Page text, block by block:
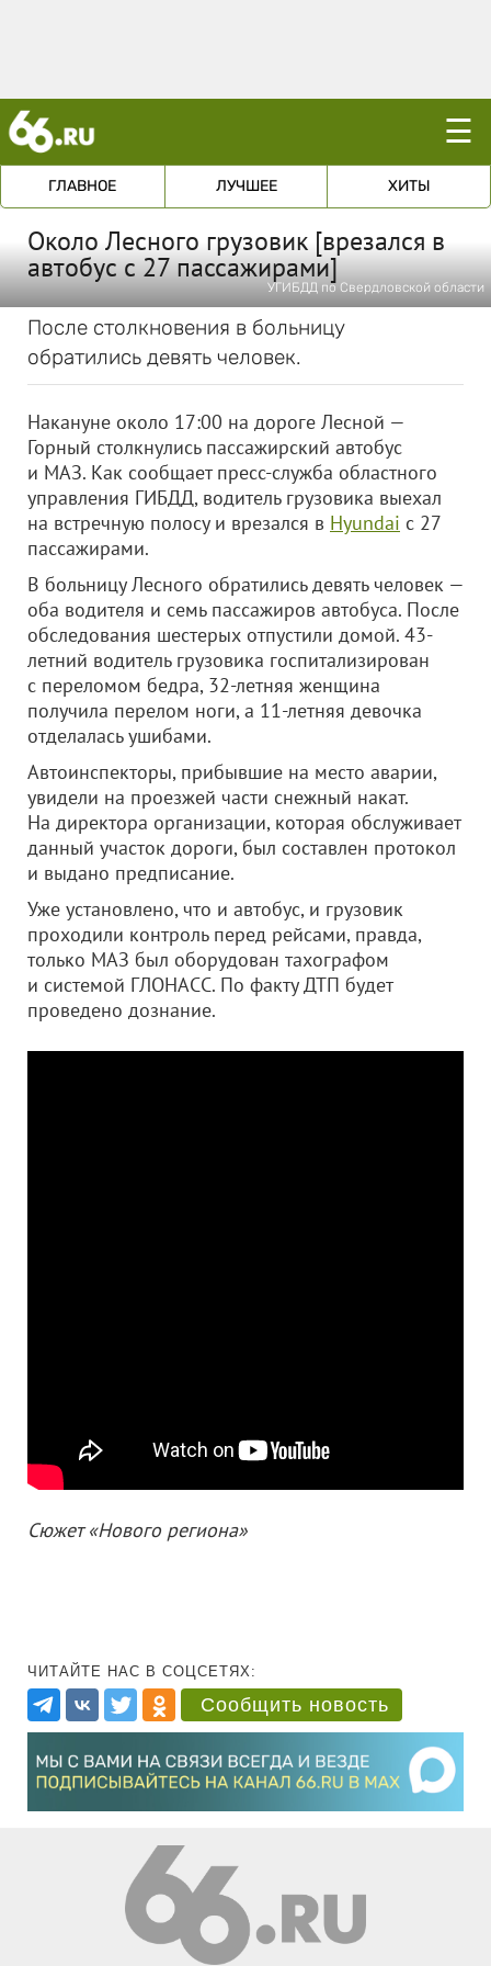
☰
ГЛАВНОЕ ЛУЧШЕЕ ХИТЫ
Около Лесного грузовик [врезался в
автобус с 27 пассажирами]
УГИБДД по Свердловской области
После столкновения в больницу
обратились девять человек.
Накануне около 17:00 на дороге Лесной —
Горный столкнулись пассажирский автобус
и МАЗ. Как сообщает пресс-служба областного
управления ГИБДД, водитель грузовика выехал
на встречную полосу и врезался в Hyundai с 27
пассажирами.
В больницу Лесного обратились девять человек —
оба водителя и семь пассажиров автобуса. После
обследования шестерых отпустили домой. 43-
летний водитель грузовика госпитализирован
с переломом бедра, 32-летняя женщина
получила перелом ноги, а 11-летняя девочка
отделалась ушибами.
Автоинспекторы, прибывшие на место аварии,
увидели на проезжей части снежный накат.
На директора организации, которая обслуживает
данный участок дороги, был составлен протокол
и выдано предписание.
Уже установлено, что и автобус, и грузовик
проходили контроль перед рейсами, правда,
только МАЗ был оборудован тахографом
и системой ГЛОНАСС. По факту ДТП будет
проведено дознание.
Сюжет «Нового региона»
ЧИТАЙТЕ НАС В СОЦСЕТЯХ:
Сообщить новость